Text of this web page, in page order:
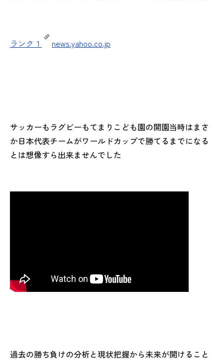
ランク１ news.yahoo.co.jp
サッカーもラグビーもてまりこども園の開園当時はまさ
か日本代表チームがワールドカップで勝てるまでになる
とは想像すら出来ませんでした
過去の勝ち負けの分析と現状把握から未来が開けること